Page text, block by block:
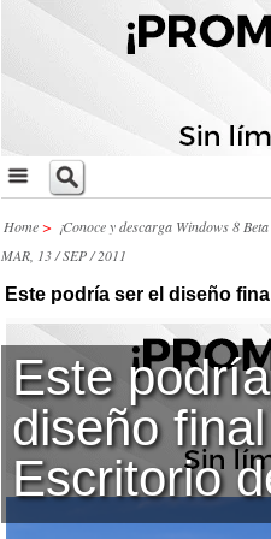
Home> ¡Conoce y descarga Windows 8
MAR, 13 / SEP / 2011
Este
diseño
Escritorio
Este podría ser el diseño